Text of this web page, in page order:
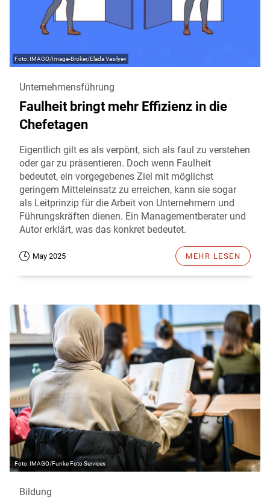
IMAGO/Image-Broker/Elada Vasilyev
Unternehmensführung
Faulheit bringt mehr Effizienz in die
Chefetagen
Eigentlich gilt es als verpönt, sich als faul zu verstehen
oder gar zu präsentieren. Doch wenn Faulheit
bedeutet, ein vorgegebenes Ziel mit möglichst
geringem Mitteleinsatz zu erreichen, kann sie sogar
als Leitprinzip für die Arbeit von Unternehmern und
Führungskräften dienen. Ein Managementberater und
Autor erklärt, was das konkret bedeutet.
May 2025 MEHR LESEN
IMAGO/Funke Foto Services
Bildung